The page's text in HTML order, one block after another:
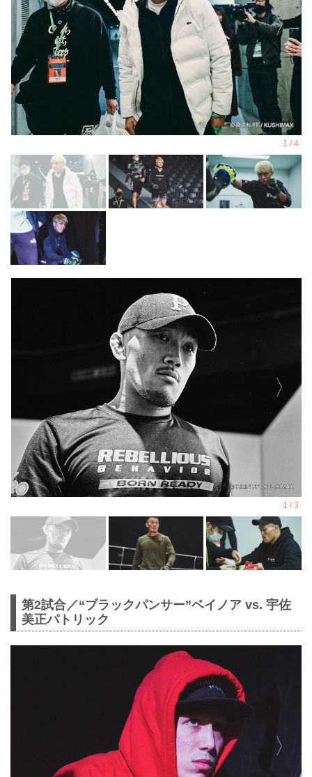
第2試合／“ブラックパンサー”ベイノア vs. 宇佐
美正パトリック